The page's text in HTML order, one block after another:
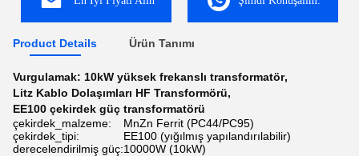
Product Details Ürün Tanımı
Vurgulamak: 10kW yüksek frekanslı transformatör,
Litz Kablo Dolaşımları HF Transformörü,
EE100 çekirdek güç transformatörü
çekirdek_malzeme:
MnZn Ferrit (PC44/PC95)
çekirdek_tipi:
EE100 (yığılmış yapılandırılabilir)
derecelendirilmiş güç:10000W (10kW)